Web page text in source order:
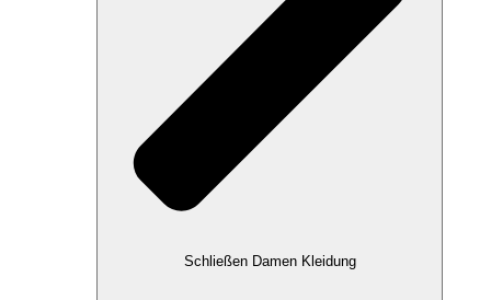
Schließen Damen Kleidung